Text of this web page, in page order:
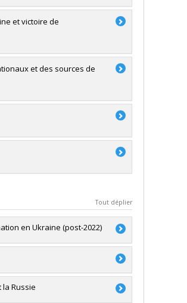
et victoire de
et des sources de
Tout déplier
en Ukraine (post-2022)
Russie